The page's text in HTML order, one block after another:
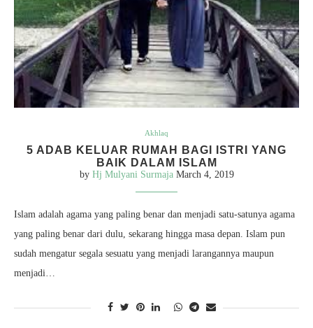
Akhlaq
5 ADAB KELUAR RUMAH BAGI ISTRI YANG
BAIK DALAM ISLAM
by Hj Mulyani Surmaja March 4, 2019
Islam adalah agama yang paling benar dan menjadi satu-satunya agama
yang paling benar dari dulu, sekarang hingga masa depan. Islam pun
sudah mengatur segala sesuatu yang menjadi larangannya maupun
menjadi…